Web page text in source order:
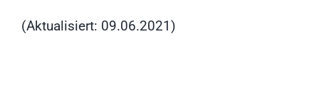
(Aktualisiert: 09.06.2021)